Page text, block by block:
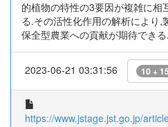
的植物の特性の3要因が複雑に相
る.その活性化作用の解析により,
保全型農業への貢献が期待できる.
2023-06-21 03:31:56 10 + 15
https://www.jstage.jst.go.jp/